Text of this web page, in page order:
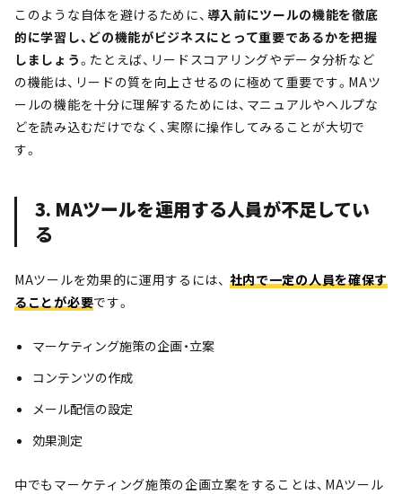
このような自体を避けるために、 導入前にツールの機能を徹底
的に学習し、どの機能がビジネスにとって重要であるかを把握
しましょう。たとえば、リードスコアリングやデータ分析など
の機能は、リードの質を向上させるのに極めて重要です。MAツ
ールの機能を十分に理解するためには、マニュアルやヘルプな
どを読み込むだけでなく、実際に操作してみることが大切で
す。
3. MAツールを運用する人員が不足してい
る
MAツールを効果的に運用するには、 社内で一定の人員を確保す
ることが必要です。
マーケティング施策の企画・立案
コンテンツの作成
メール配信の設定
効果測定
中でもマーケティング施策の企画立案をすることは、MAツール